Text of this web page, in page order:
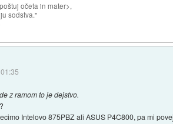
očeta in mater>,
sodstva."
z ramom to je dejstvo.
Intelovo 875PBZ ali ASUS P4C800, pa mi